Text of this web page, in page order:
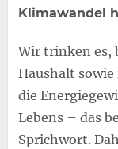
Klimawandel
Wir trinken es,
Haushalt
die
Lebens – das
Sprichwort.